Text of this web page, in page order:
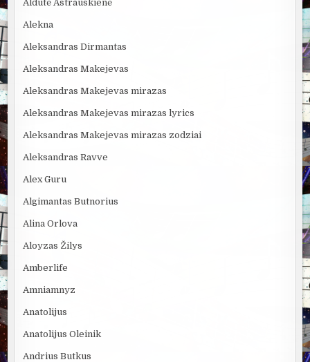
Aldutė Astrauskienė
Alekna
Aleksandras Dirmantas
Aleksandras Makejevas
Aleksandras Makejevas mirazas
Aleksandras Makejevas mirazas lyrics
Aleksandras Makejevas mirazas zodziai
Aleksandras Ravve
Alex Guru
Algimantas Butnorius
Alina Orlova
Aloyzas Žilys
Amberlife
Amniamnyz
Anatolijus
Anatolijus Oleinik
Andrius Butkus